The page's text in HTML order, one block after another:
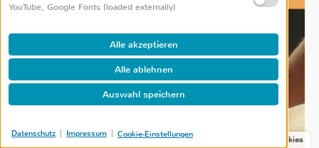
Cookies
YouTube, Google Fonts (loaded externally)
Alle akzeptieren
Alle ablehnen
Auswahl speichern
Datenschutz | Impressum | Cookie-Einstellungen